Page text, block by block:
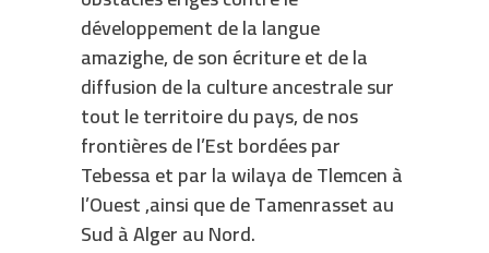
développement de la langue
amazighe, de son écriture et de la
diffusion de la culture ancestrale sur
tout le territoire du pays, de nos
frontières de l’Est bordées par
Tebessa et par la wilaya de Tlemcen à
l’Ouest ,ainsi que de Tamenrasset au
Sud à Alger au Nord.